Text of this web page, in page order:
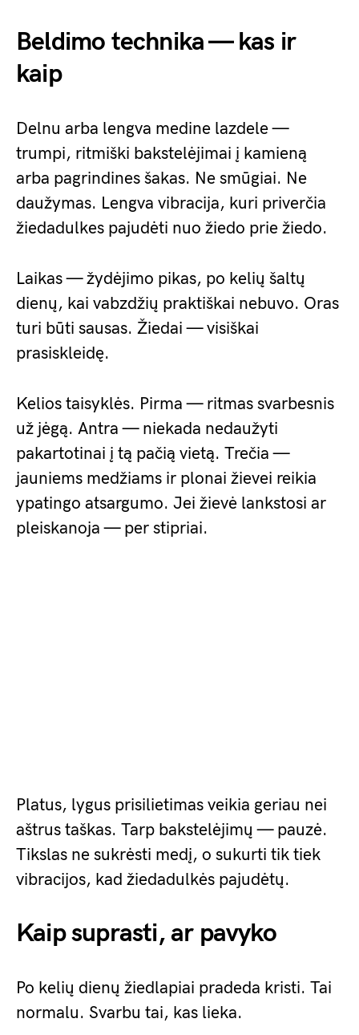
Beldimo technika — kas ir
kaip
Delnu arba lengva medine lazdele —
trumpi, ritmiški bakstelėjimai į kamieną
arba pagrindines šakas. Ne smūgiai. Ne
daužymas. Lengva vibracija, kuri priverčia
žiedadulkes pajudėti nuo žiedo prie žiedo.
Laikas — žydėjimo pikas, po kelių šaltų
dienų, kai vabzdžių praktiškai nebuvo. Oras
turi būti sausas. Žiedai — visiškai
prasiskleidę.
Kelios taisyklės. Pirma — ritmas svarbesnis
už jėgą. Antra — niekada nedaužyti
pakartotinai į tą pačią vietą. Trečia —
jauniems medžiams ir plonai žievei reikia
ypatingo atsargumo. Jei žievė lankstosi ar
pleiskanoja — per stipriai.
Platus, lygus prisilietimas veikia geriau nei
aštrus taškas. Tarp bakstelėjimų — pauzė.
Tikslas ne sukrėsti medį, o sukurti tik tiek
vibracijos, kad žiedadulkės pajudėtų.
Kaip suprasti, ar pavyko
Po kelių dienų žiedlapiai pradeda kristi. Tai
normalu. Svarbu tai, kas lieka.